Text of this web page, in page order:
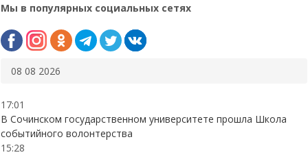
Мы в популярных социальных сетях
08 08 2026
17:01
В Сочинском государственном университете прошла Школа
событийного волонтерства
15:28